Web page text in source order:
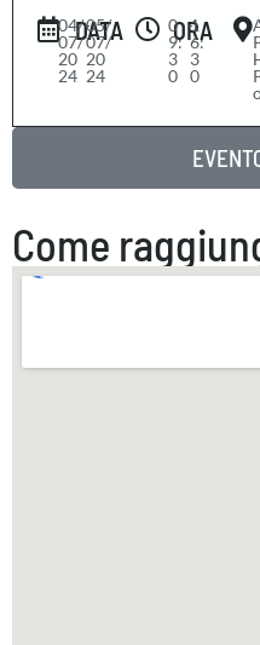
DATA
04/
07/
20
24
-05/
07/
20
24
ORA
0
9:
3
0
-1
6:
3
0
Come